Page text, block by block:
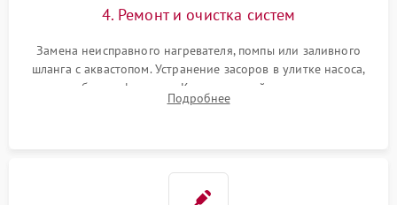
4. Ремонт и очистка систем
Замена неисправного нагревателя, помпы или заливного
шланга с аквастопом. Устранение засоров в улитке насоса,
патрубках и фильтрах. Компонентный ремонт платы
управления, восстановление поврежденной проводки.
Подробнее